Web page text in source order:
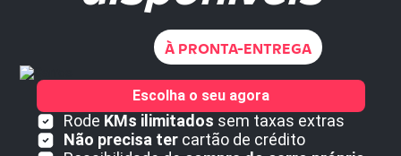
À PRONTA-ENTREGA
Rode KMs ilimitados sem taxas extras
Não precisa tercartão de crédito
Escolha o seu agora